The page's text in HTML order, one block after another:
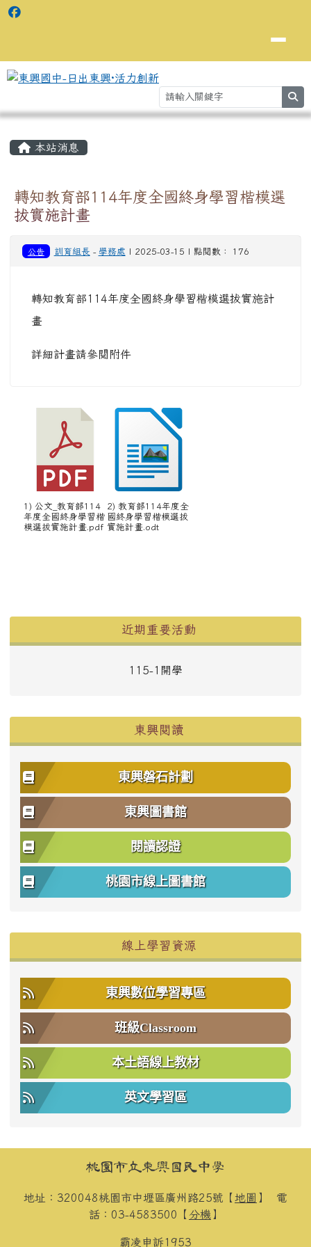
本站消息
轉知教育部114年度全國終身學習楷模選
拔實施計畫
公告 訓育組長 - 學務處 | 2025-03-15 | 點閱數： 176
轉知教育部114年度全國終身學習楷模選拔實施計
畫
詳細計畫請參閱附件
1) 公文_教育部114
年度全國終身學習楷
模選拔實施計畫.pdf
2) 教育部114年度全
國終身學習楷模選拔
實施計畫.odt
近期重要活動
115-1開學
東興閱讀
東興磐石計劃
東興圖書館
閱讀認證
桃園市線上圖書館
線上學習資源
東興數位學習專區
班級Classroom
本土語線上教材
英文學習區
頁尾區域內容桃園市立東興國民中學
地址：320048桃園市中壢區廣州路25號【 地圖 】 電
話：03-4583500【 分機 】
霸凌申訴1953